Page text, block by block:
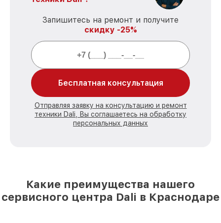
Запишитесь на ремонт и получите
скидку -25%
Бесплатная консультация
Отправляя заявку на консультацию и ремонт
техники Dali, Вы соглашаетесь на обработку
персональных данных
Какие преимущества нашего
сервисного центра Dali в Краснодаре